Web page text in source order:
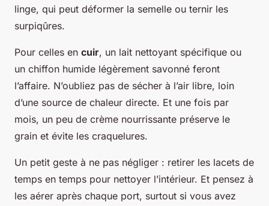
linge, qui peut déformer la semelle ou ternir les
surpiqûres.
Pour celles en cuir, un lait nettoyant spécifique ou
un chiffon humide légèrement savonné feront
l’affaire. N’oubliez pas de sécher à l’air libre, loin
d’une source de chaleur directe. Et une fois par
mois, un peu de crème nourrissante préserve le
grain et évite les craquelures.
Un petit geste à ne pas négliger : retirer les lacets de
temps en temps pour nettoyer l’intérieur. Et pensez à
les aérer après chaque port, surtout si vous avez